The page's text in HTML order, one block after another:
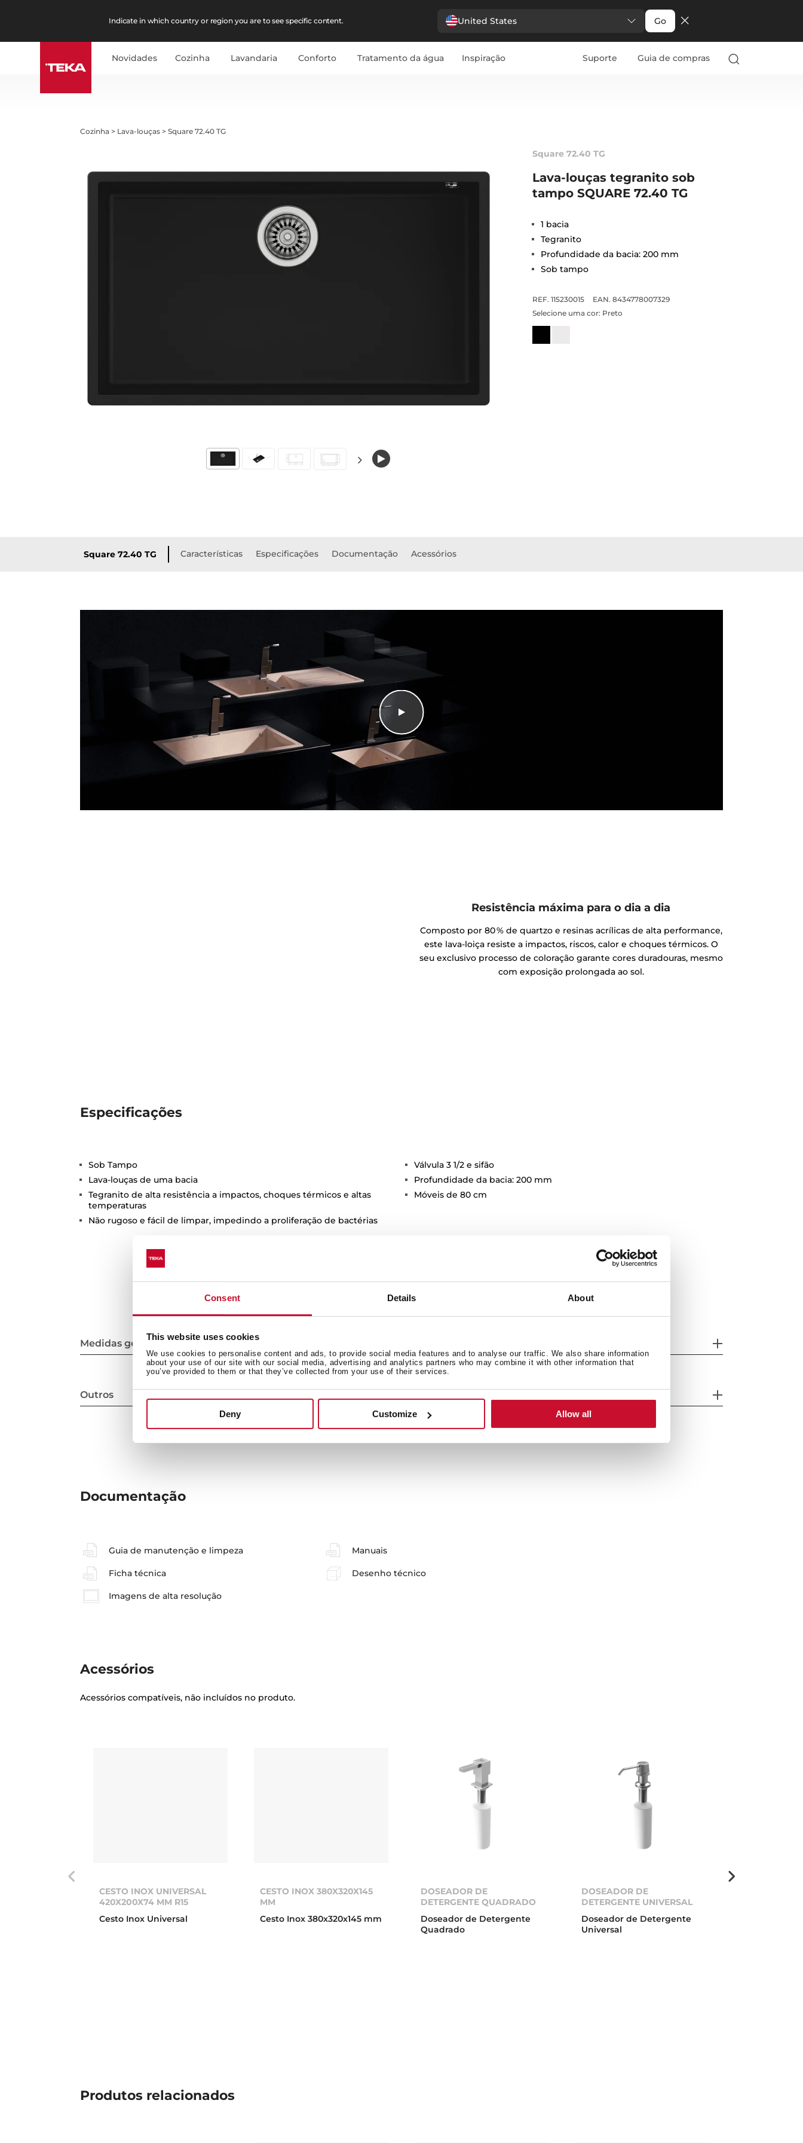
Consent Details About
This website uses cookies
We use cookies to personalise content and ads, to provide social media features and to analyse our traffic. We also share information
about your use of our site with our social media, advertising and analytics partners who may combine it with other information that
you’ve provided to them or that they’ve collected from your use of their services.
Deny Customize Allow all
Indicate in which country or region you are to see specific content. United States Go
Novidades Cozinha Lavandaria Conforto Tratamento da água Inspiração Suporte Guia de compras
Cozinha > Lava-louças >Square 72.40 TG
Square 72.40 TG
Lava-louças tegranito sob
tampo SQUARE 72.40 TG
1 bacia
Tegranito
Profundidade da bacia: 200 mm
Sob tampo
REF. 115230015
EAN. 8434778007329
Selecione uma cor: Preto
Square 72.40 TG Características Especificações Documentação Acessórios
Resistência máxima para o dia a dia
Composto por 80 % de quartzo e resinas acrílicas de alta performance,
este lava-loiça resiste a impactos, riscos, calor e choques térmicos. O
seu exclusivo processo de coloração garante cores duradouras, mesmo
com exposição prolongada ao sol.
Especificações
Sob Tampo
Lava-louças de uma bacia
Tegranito de alta resistência a impactos, choques térmicos e altas
temperaturas
Não rugoso e fácil de limpar, impedindo a proliferação de bactérias
Válvula 3 1/2 e sifão
Profundidade da bacia: 200 mm
Móveis de 80 cm
Medidas gerais
Outros
Documentação
Guia de manutenção e limpeza Manuais
Ficha técnica Desenho técnico
Imagens de alta resolução
Acessórios
Acessórios compatíveis, não incluídos no produto.
DOSEADOR DE
DETERGENTE QUADRADO
Doseador de Detergente
Quadrado
DOSEADOR DE
DETERGENTE UNIVERSAL
Doseador de Detergente
Universal
CESTO INOX UNIVERSAL
420X200X74 MM R15
Cesto Inox Universal
CESTO INOX 380X320X145
MM
Cesto Inox 380x320x145 mm
Produtos relacionados